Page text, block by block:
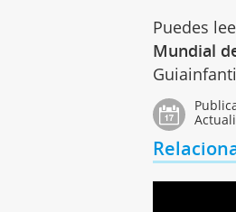
Puedes
Mundial